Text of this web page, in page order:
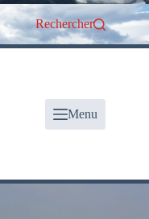
Rechercher
Menu